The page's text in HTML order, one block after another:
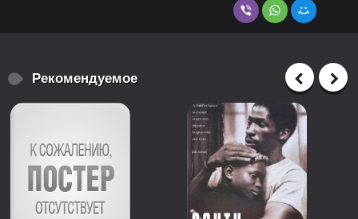
Рекомендуемое